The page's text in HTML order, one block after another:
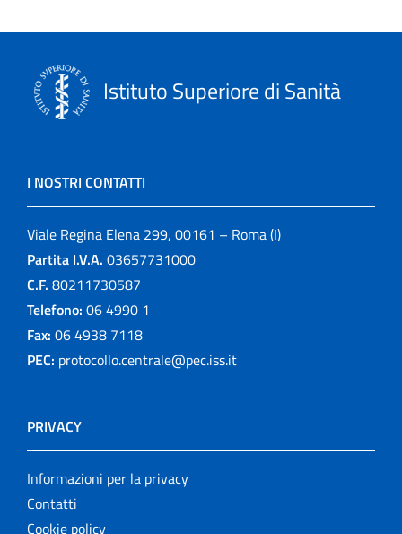
Istituto Superiore di Sanità
I NOSTRI CONTATTI
Viale Regina Elena 299, 00161 – Roma (I)
Partita I.V.A. 03657731000
C.F. 80211730587
Telefono: 06 4990 1
Fax: 06 4938 7118
PEC: protocollo.centrale@pec.iss.it
PRIVACY
Informazioni per la privacy
Contatti
Cookie policy